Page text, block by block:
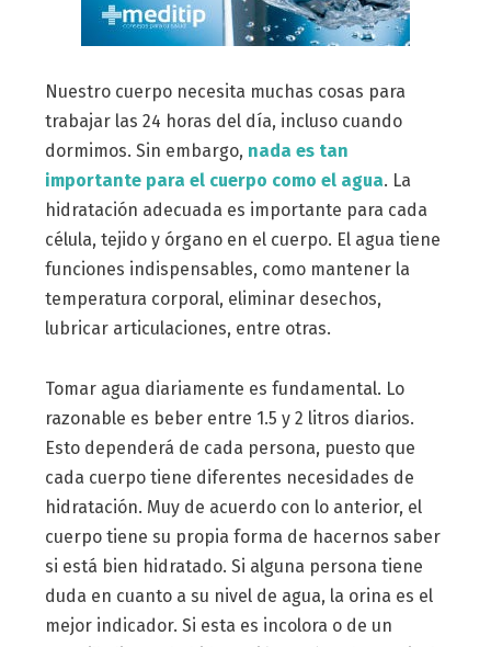
Nuestro cuerpo necesita muchas cosas para
trabajar las 24 horas del día, incluso cuando
dormimos. Sin embargo, nada es tan
importante para el cuerpo como el agua. La
hidratación adecuada es importante para cada
célula, tejido y órgano en el cuerpo. El agua tiene
funciones indispensables, como mantener la
temperatura corporal, eliminar desechos,
lubricar articulaciones, entre otras.
Tomar agua diariamente es fundamental. Lo
razonable es beber entre 1.5 y 2 litros diarios.
Esto dependerá de cada persona, puesto que
cada cuerpo tiene diferentes necesidades de
hidratación. Muy de acuerdo con lo anterior, el
cuerpo tiene su propia forma de hacernos saber
si está bien hidratado. Si alguna persona tiene
duda en cuanto a su nivel de agua, la orina es el
mejor indicador. Si esta es incolora o de un